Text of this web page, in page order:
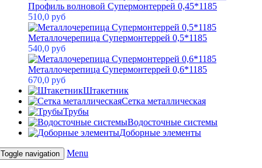
Профиль волновой Супермонтеррей 0,45*1185
510,0 руб
Металлочерепица Супермонтеррей 0,5*1185
540,0 руб
Металлочерепица Супермонтеррей 0,6*1185
670,0 руб
Штакетник
Сетка металлическая
Трубы
Водосточные системы
Доборные элементы
Toggle navigation Menu